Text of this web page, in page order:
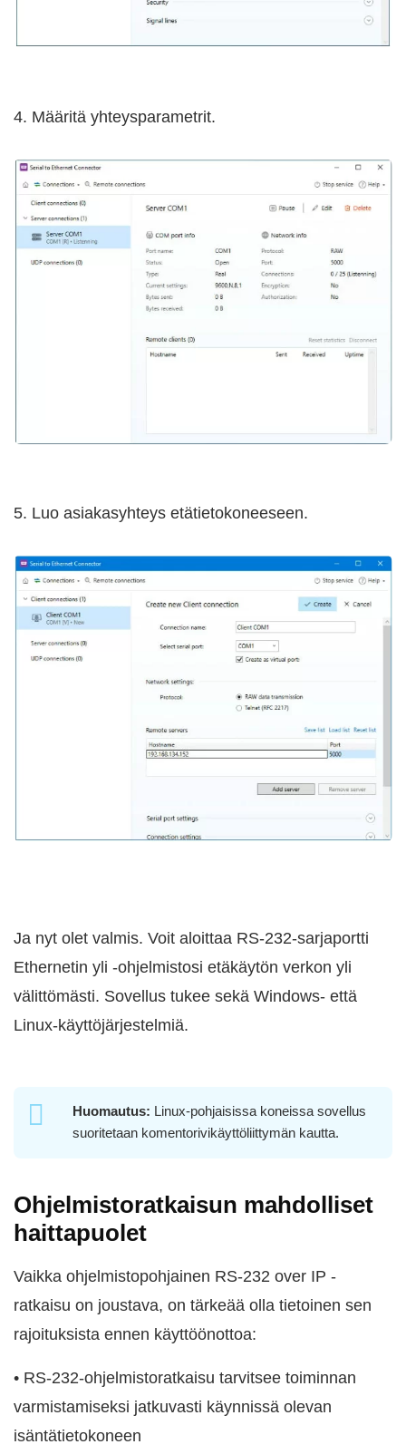
4. Määritä yhteysparametrit.
5. Luo asiakasyhteys etätietokoneeseen.
Ja nyt olet valmis. Voit aloittaa RS-232-sarjaportti
Ethernetin yli -ohjelmistosi etäkäytön verkon yli
välittömästi. Sovellus tukee sekä Windows- että
Linux-käyttöjärjestelmiä.
Huomautus: Linux-pohjaisissa koneissa sovellus
suoritetaan komentorivikäyttöliittymän kautta.
Ohjelmistoratkaisun mahdolliset
haittapuolet
Vaikka ohjelmistopohjainen RS-232 over IP -
ratkaisu on joustava, on tärkeää olla tietoinen sen
rajoituksista ennen käyttöönottoa:
• RS-232-ohjelmistoratkaisu tarvitsee toiminnan
varmistamiseksi jatkuvasti käynnissä olevan
isäntätietokoneen